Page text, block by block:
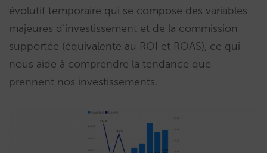
évolutif temporaire qui se compose des variables
majeures d’investissement et de la commission
supportée (équivalente au ROI et ROAS), ce qui
nous aide à comprendre la tendance que
prennent nos investissements.